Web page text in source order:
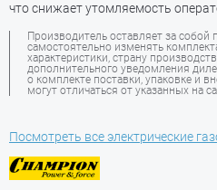
что снижает утомляемость
Производитель оставляет за собой
самостоятельно изменять
характеристики, страну
дополнительного уведомления
о комплекте поставки, упаковке и
могут отличаться от указанных на
Посмотреть все электрические